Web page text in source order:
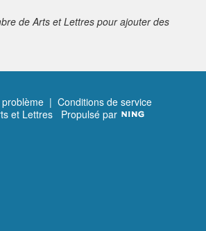
de Arts et Lettres pour ajouter des
| Conditions de service
et Lettres Propulsé par